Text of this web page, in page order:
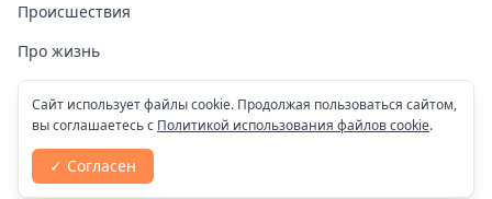
Происшествия
Про жизнь
Здоровье
COVID-19
Спорт
Сайт использует файлы cookie. Продолжая пользоваться сайтом,
вы соглашаетесь с Политикой использования файлов cookie.
✓ Согласен